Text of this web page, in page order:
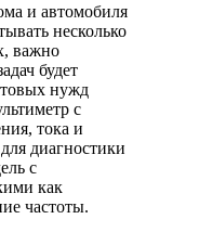
и автомобиля
несколько
важно
будет
нужд
с
тока и
диагностики
с
как
частоты.